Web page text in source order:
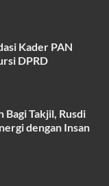
Kader PAN
DPRD
Bagi Takjil, Rusdi
dengan Insan